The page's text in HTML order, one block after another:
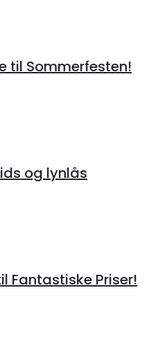
til Sommerfesten!
og lynlås
Fantastiske Priser!